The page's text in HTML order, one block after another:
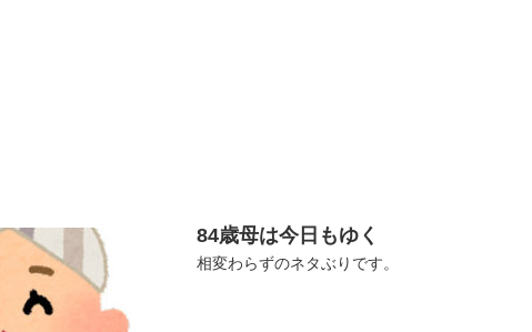
84歳母は今日もゆく
相変わらずのネタぶりです。